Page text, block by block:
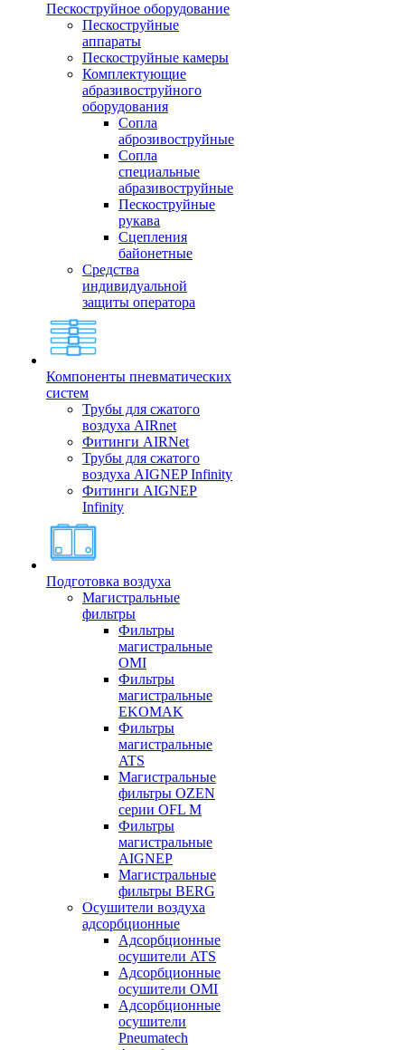
Пескоструйное оборудование
Пескоструйные
аппараты
Пескоструйные камеры
Комплектующие
абразивоструйного
оборудования
Сопла
аброзивоструйные
Сопла
специальные
абразивоструйные
Пескоструйные
рукава
Сцепления
байонетные
Средства
индивидуальной
защиты оператора
Компоненты пневматических
систем
Трубы для сжатого
воздуха AIRnet
Фитинги AIRNet
Трубы для сжатого
воздуха AIGNEP Infinity
Фитинги AIGNEP
Infinity
Подготовка воздуха
Магистральные
фильтры
Фильтры
магистральные
OMI
Фильтры
магистральные
EKOMAK
Фильтры
магистральные
ATS
Магистральные
фильтры OZEN
серии OFL M
Фильтры
магистральные
AIGNEP
Магистральные
фильтры BERG
Осушители воздуха
адсорбционные
Адсорбционные
осушители ATS
Адсорбционные
осушители OMI
Адсорбционные
осушители
Pneumatech